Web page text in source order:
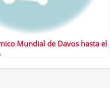
Mundial de Davos hasta el